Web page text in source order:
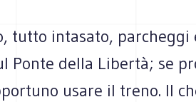
tutto intasato, parcheggi
Ponte della Libertà; se
usare il treno. Il